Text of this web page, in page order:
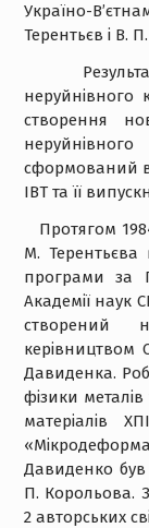
Україно-
Терентьєв і В.
неруйнівного
створення
сформований
ІВТ та її
Протягом
М. Терентьєва
програми за
Академії наук
створений
керівництвом
Давиденка.
фізики
матеріалів
Давиденко
П. Корольова.
2 авторських